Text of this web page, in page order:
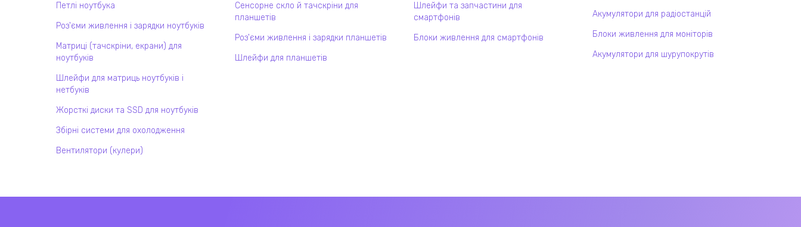
Петлі ноутбука
Роз'єми живлення і зарядки ноутбуків
Матриці (тачскріни, екрани) для
ноутбуків
Шлейфи для матриць ноутбуків і
нетбуків
Жорсткі диски та SSD для ноутбуків
Збірні системи для охолодження
Вентилятори (кулери)
Сенсорне скло й тачскріни для
планшетів
Роз'єми живлення і зарядки планшетів
Шлейфи для планшетів
Шлейфи та запчастини для
смартфонів
Блоки живлення для смартфонів
Акумулятори для радіостанцій
Блоки живлення для моніторів
Акумулятори для шурупокрутів